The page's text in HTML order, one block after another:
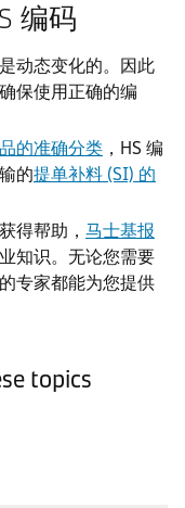
编码
动态变化的。因此
保使用正确的编
的准确分类 ，HS 编
的提单补料 (SI) 的
得帮助， 马士基报
知识。无论您需要
专家都能为您提供
topics